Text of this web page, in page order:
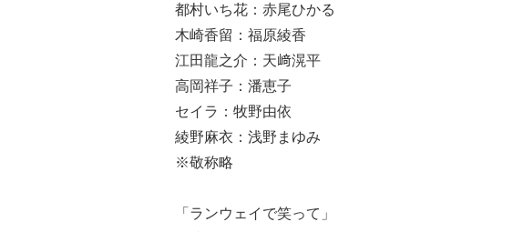
都村いち花：赤尾ひかる
木崎香留：福原綾香
江田龍之介：天﨑滉平
高岡祥子：潘恵子
セイラ：牧野由依
綾野麻衣：浅野まゆみ
※敬称略
「ランウェイで笑って」